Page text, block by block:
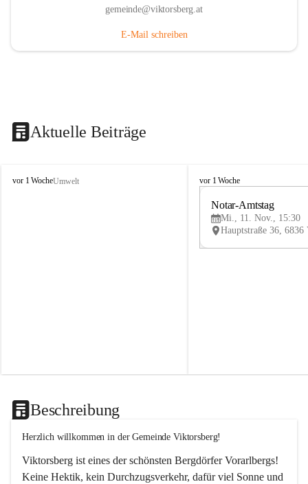
gemeinde@viktorsberg.at
E-Mail schreiben
Aktuelle Beiträge
V
vor 1 WocheUmwelt
V
vor 1 Woche
Notar-Amtstag
Mi., 11. Nov., 15:30
Beschreibung
Herzlich willkommen in der Gemeinde Viktorsberg!
Viktorsberg ist eines der schönsten Bergdörfer Vorarlbergs!
Keine Hektik, kein Durchzugsverkehr, dafür viel Sonne und